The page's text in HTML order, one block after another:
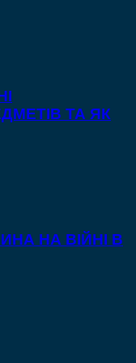
ТА ЯК
НА ВІЙНІ В